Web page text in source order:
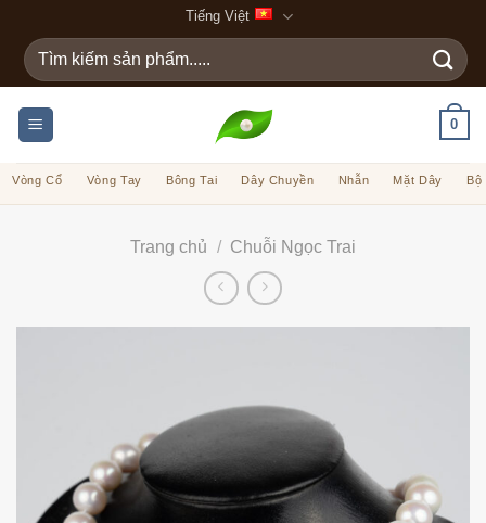
Tiếng Việt
Tìm
kiếm:
0
Vòng Cổ Vòng Tay Bông Tai Dây Chuyền Nhẫn Mặt Dây Bộ
Trang chủ / Chuỗi Ngọc Trai